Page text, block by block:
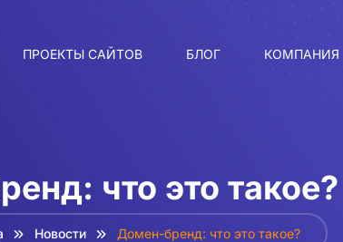
ПРОЕКТЫ САЙТОВ БЛОГ КОМПАНИЯ
что это такое?
Новости Домен-бренд: что это такое?